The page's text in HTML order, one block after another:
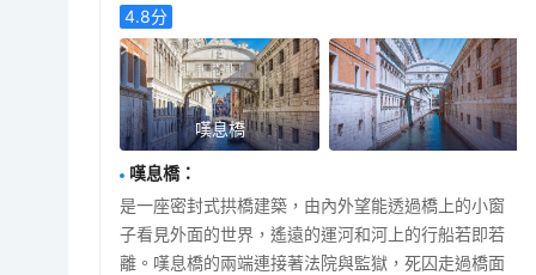
4.8分
嘆息橋
嘆息橋：
是一座密封式拱橋建築，由內外望能透過橋上的小窗
子看見外面的世界，遙遠的運河和河上的行船若即若
離。嘆息橋的兩端連接著法院與監獄，死囚走過橋面